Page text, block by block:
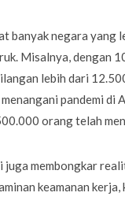
banyak negara yang
Misalnya, dengan
lebih dari
pandemi
orang telah
juga membongkar
keamanan